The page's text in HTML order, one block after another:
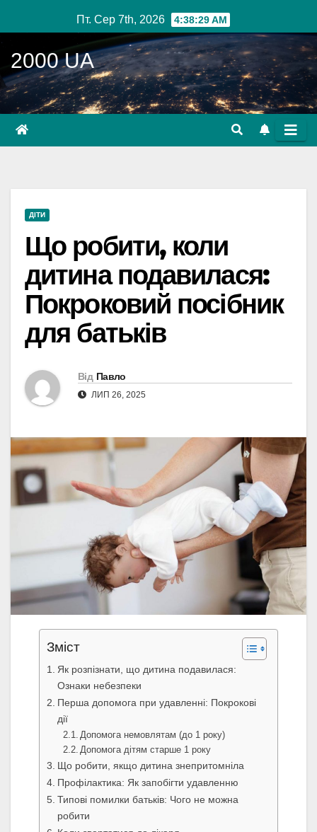
до
вмісту
Пт. Сер 7th, 2026 4:38:30 AM
2000 UA
ДІТИ
Що робити, коли
дитина подавилася:
Покроковий посібник
для батьків
Від Павло
ЛИП 26, 2025
Зміст
Як розпізнати, що дитина подавилася:
Ознаки небезпеки
Перша допомога при удавленні: Покрокові
дії
Допомога немовлятам (до 1 року)
Допомога дітям старше 1 року
Що робити, якщо дитина знепритомніла
Профілактика: Як запобігти удавленню
Типові помилки батьків: Чого не можна
робити